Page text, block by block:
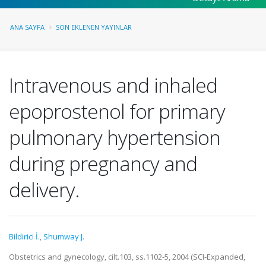
ANA SAYFA SON EKLENEN YAYINLAR
Intravenous and inhaled
epoprostenol for primary
pulmonary hypertension
during pregnancy and
delivery.
Bildirici İ., Shumway J.
Obstetrics and gynecology, cilt.103, ss.1102-5, 2004 (SCI-Expanded,